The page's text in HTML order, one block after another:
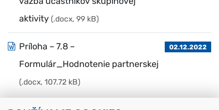
aktivity (.docx, 99 kB)
Príloha – 7.8 –
Formulár_Hodnotenie partnerskej
(.docx, 107.72 kB)
02.12.2022